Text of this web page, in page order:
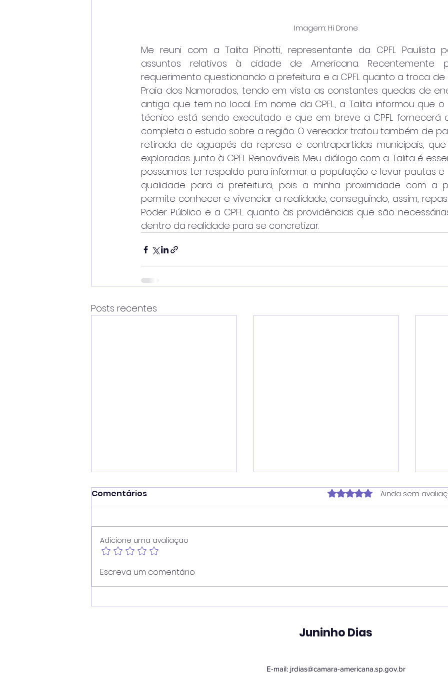
Imagem: Hi Drone
Me reuni com a Talita Pinotti, representante da CPFL Paulista
assuntos relativos à cidade de Americana. Recentemente
requerimento questionando a prefeitura e a CPFL quanto a troca
Praia dos Namorados, tendo em vista as constantes quedas de
antiga que tem no local. Em nome da CPFL, a Talita informou que
técnico está sendo executado e que em breve a CPFL fornecerá
completa o estudo sobre a região. O vereador tratou também de
retirada de aguapés da represa e contrapartidas municipais,
exploradas junto à CPFL Renováveis. Meu diálogo com a Talita é
possamos ter respaldo para informar a população e levar pautas
qualidade para a prefeitura, pois a minha proximidade com a
permite conhecer e vivenciar a realidade, conseguindo, assim,
Poder Público e a CPFL quanto às providências que são
dentro da realidade para se concretizar.
Posts recentes
Vereador Juninho Dias
propõe modernização
contra dependência em
atendimento ampliado
pelo SUS
Comentários Avaliado com 0 de 5
Ainda sem
Adicione uma avaliação
Escreva um comentário
Juninho Dias
E-mail: jrdias@camara-americana.sp.gov.br